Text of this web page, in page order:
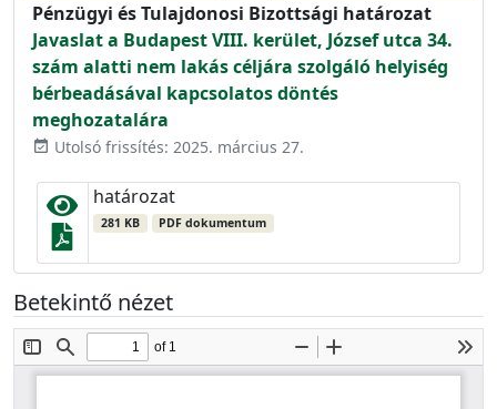
Pénzügyi és Tulajdonosi Bizottsági határozat
Javaslat a Budapest VIII. kerület, József utca 34.
szám alatti nem lakás céljára szolgáló helyiség
bérbeadásával kapcsolatos döntés
meghozatalára
event_available Utolsó frissítés: 2025. március 27.
határozat
281 KB PDF dokumentum
Betekintő nézet